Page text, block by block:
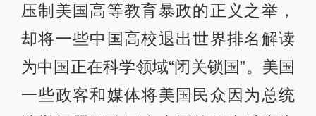
压制美国高等教育暴政的正义之举，
却将一些中国高校退出世界排名解读
为中国正在科学领域“闭关锁国”。美国
一些政客和媒体将美国民众因为总统